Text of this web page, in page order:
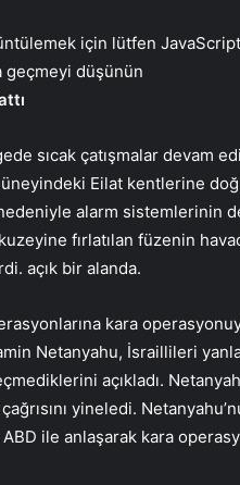
için lütfen
geçmeyi düşünün
sıcak çatışmalar devam
Eilat kentlerine
alarm sistemlerinin
fırlatılan füzenin
açık bir alanda.
kara
Netanyahu, İsraillileri
açıkladı.
yineledi.
ile anlaşarak kara